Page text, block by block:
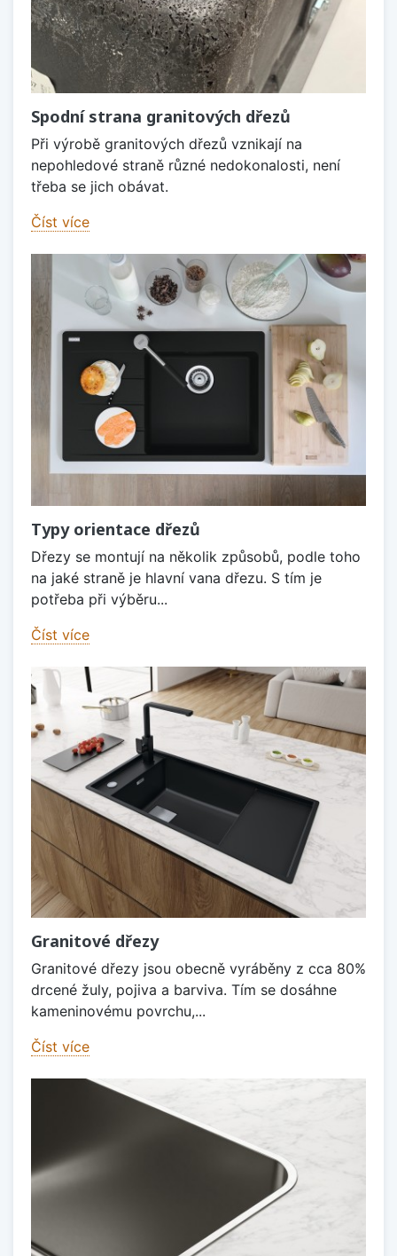
Spodní strana granitových dřezů
Při výrobě granitových dřezů vznikají na
nepohledové straně různé nedokonalosti, není
třeba se jich obávat.
Číst více
Typy orientace dřezů
Dřezy se montují na několik způsobů, podle toho
na jaké straně je hlavní vana dřezu. S tím je
potřeba při výběru...
Číst více
Granitové dřezy
Granitové dřezy jsou obecně vyráběny z cca 80%
drcené žuly, pojiva a barviva. Tím se dosáhne
kameninovému povrchu,...
Číst více